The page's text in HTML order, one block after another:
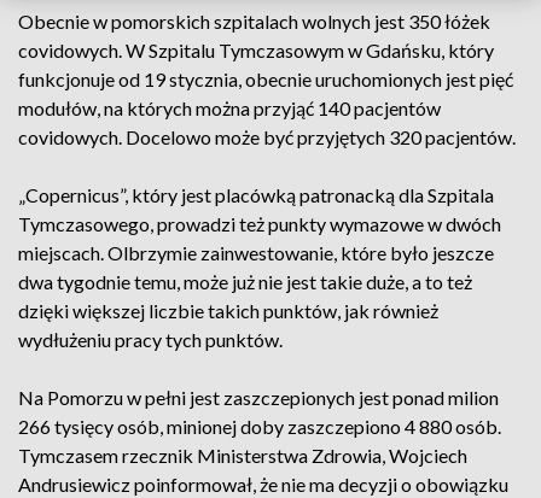
Obecnie w pomorskich szpitalach wolnych jest 350 łóżek
covidowych. W Szpitalu Tymczasowym w Gdańsku, który
funkcjonuje od 19 stycznia, obecnie uruchomionych jest pięć
modułów, na których można przyjąć 140 pacjentów
covidowych. Docelowo może być przyjętych 320 pacjentów.
„Copernicus”, który jest placówką patronacką dla Szpitala
Tymczasowego, prowadzi też punkty wymazowe w dwóch
miejscach. Olbrzymie zainwestowanie, które było jeszcze
dwa tygodnie temu, może już nie jest takie duże, a to też
dzięki większej liczbie takich punktów, jak również
wydłużeniu pracy tych punktów.
Na Pomorzu w pełni jest zaszczepionych jest ponad milion
266 tysięcy osób, minionej doby zaszczepiono 4 880 osób.
Tymczasem rzecznik Ministerstwa Zdrowia, Wojciech
Andrusiewicz poinformował, że nie ma decyzji o obowiązku